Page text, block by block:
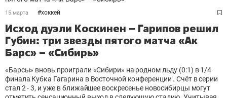
15 марта #хоккей
Исход дуэли Коскинен – Гарипов решил
Губин: три звезды пятого матча «Ак
Барс» – «Сибирь»
«Барсы» вновь проиграли «Сибири» на родном льду (0:1) в 1/4
финала Кубка Гагарина в Восточной конференции . Счёт в серии
стал 2 - 3, и уже в ближайшее воскресенье новосибирцы могут